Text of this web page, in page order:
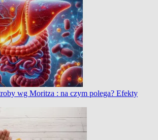
wg Moritza : na czym polega? Efekty